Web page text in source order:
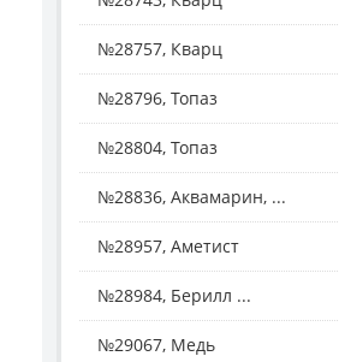
№28757, Кварц
№28796, Топаз
№28804, Топаз
№28836, Аквамарин, ...
№28957, Аметист
№28984, Берилл ...
№29067, Медь